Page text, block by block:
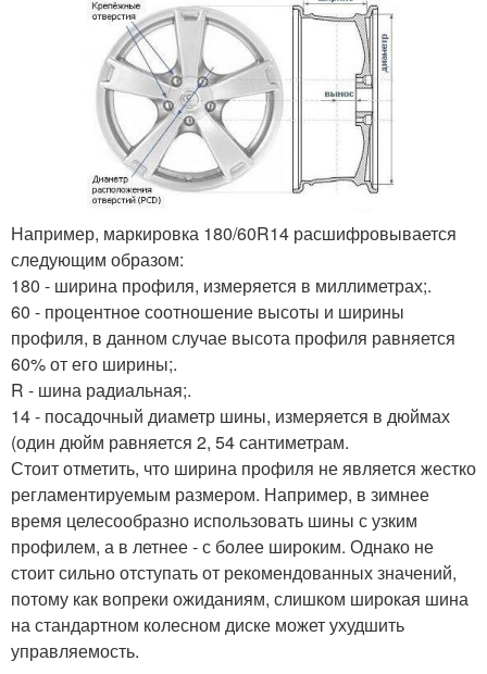
Например, маркировка 180/60R14 расшифровывается
следующим образом:
180 - ширина профиля, измеряется в миллиметрах;.
60 - процентное соотношение высоты и ширины
профиля, в данном случае высота профиля равняется
60% от его ширины;.
R - шина радиальная;.
14 - посадочный диаметр шины, измеряется в дюймах
(один дюйм равняется 2, 54 сантиметрам.
Стоит отметить, что ширина профиля не является жестко
регламентируемым размером. Например, в зимнее
время целесообразно использовать шины с узким
профилем, а в летнее - с более широким. Однако не
стоит сильно отступать от рекомендованных значений,
потому как вопреки ожиданиям, слишком широкая шина
на стандартном колесном диске может ухудшить
управляемость.